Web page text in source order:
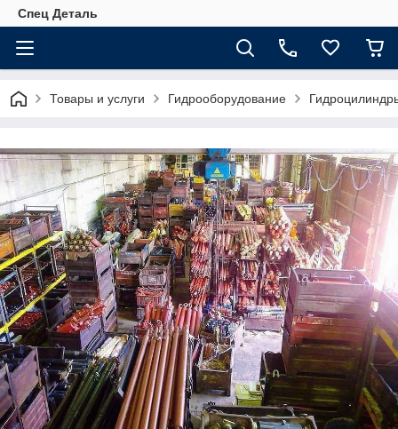
Спец Деталь
Товары и услуги Гидрооборудование